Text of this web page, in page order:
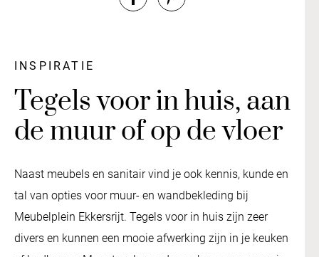
INSPIRATIE
Tegels voor in huis, aan
de muur of op de vloer
Naast meubels en sanitair vind je ook kennis, kunde en
tal van opties voor muur- en wandbekleding bij
Meubelplein Ekkersrijt. Tegels voor in huis zijn zeer
divers en kunnen een mooie afwerking zijn in je keuken